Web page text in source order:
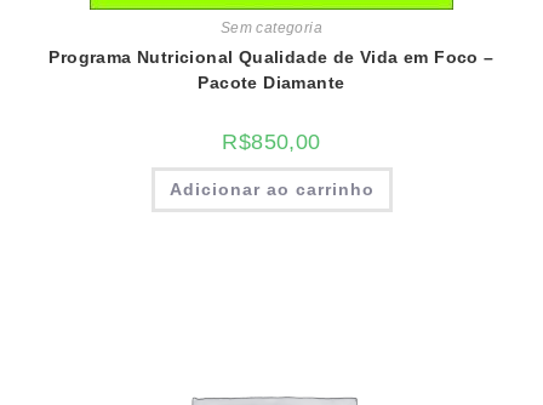
Sem categoria
Programa Nutricional Qualidade de Vida em Foco –
Pacote Diamante
R$850,00
Adicionar ao carrinho